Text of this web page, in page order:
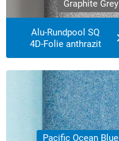
Graphite Grey
Alu-Rundpool SQ
4D-Folie anthrazit
Derzeit ausverkauft!
Pacific Ocean Blue